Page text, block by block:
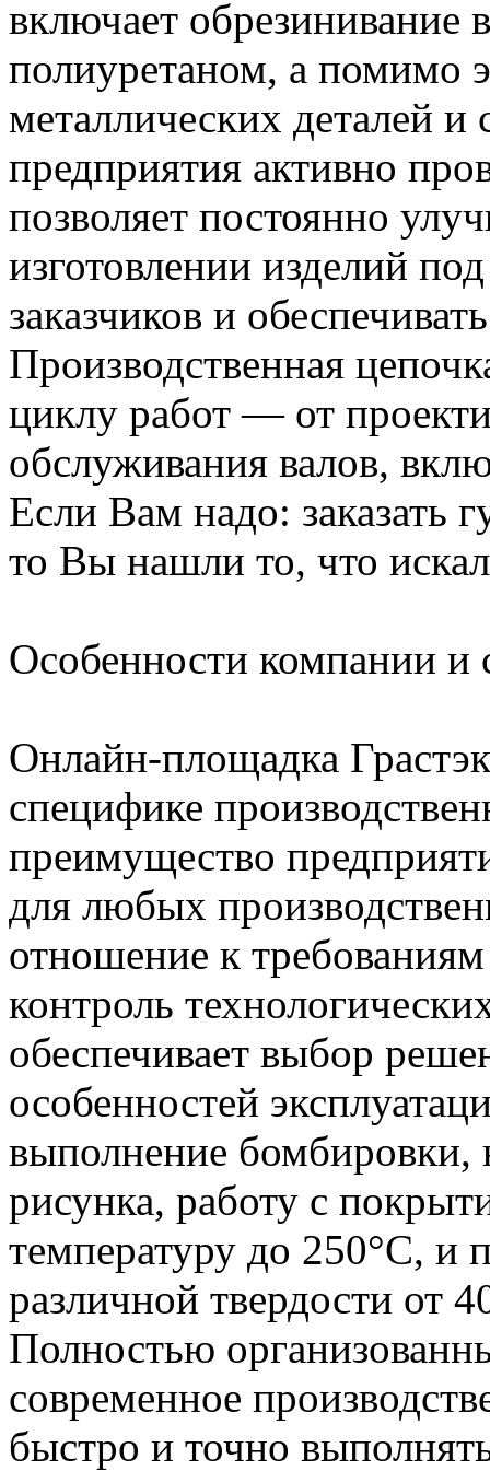
включает обрезинивание
полиуретаном, а помимо
металлических деталей
предприятия активно
позволяет постоянно
изготовлении изделий
заказчиков и
Производственная
циклу работ — от
обслуживания валов,
Если Вам надо: заказать
то Вы нашли то, что
Особенности компании и
Онлайн-площадка
специфике
преимущество
для любых
отношение к
контроль
обеспечивает выбор
особенностей
выполнение бомбировки,
рисунка, работу с
температуру до 250°С, и
различной твердости от
Полностью
современное
быстро и точно